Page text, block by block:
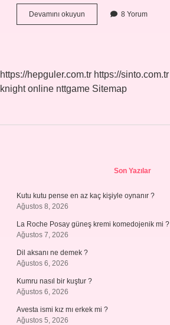
Devamını okuyun Ampermetre
Devreye
8 Yorum
https://hepguler.com.tr https://sinto.com.tr
knight online nttgame Sitemap
Son Yazılar
Kutu kutu pense en az kaç kişiyle oynanır ?
Ağustos 8, 2026
La Roche Posay güneş kremi komedojenik mi ?
Ağustos 7, 2026
Dil aksanı ne demek ?
Ağustos 6, 2026
Kumru nasıl bir kuştur ?
Ağustos 6, 2026
Avesta ismi kız mı erkek mi ?
Ağustos 5, 2026